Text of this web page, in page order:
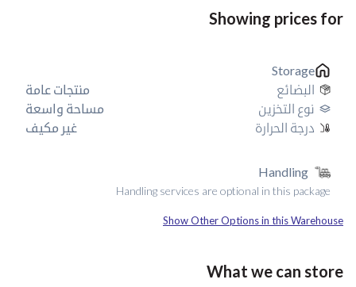
Showing prices for
Storage
البضائع
منتجات عامة
نوع التخزين
مساحة واسعة
درجة الحرارة
غير مكيف
Handling
Handling services are optional in this package
Show Other Options in this Warehouse
What we can store